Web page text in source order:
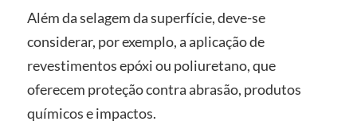
Além da selagem da superfície, deve-se
considerar, por exemplo, a aplicação de
revestimentos epóxi ou poliuretano, que
oferecem proteção contra abrasão, produtos
químicos e impactos.